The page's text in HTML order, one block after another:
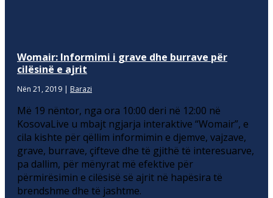
Womair: Informimi i grave dhe burrave për
cilësinë e ajrit
Nën 21, 2019 | Barazi
Më 19 nëntor, nga ora 10:00 deri në 12:00 në
KosovaLive u mbajt ngjarja interaktive “Womair”, e
cila kishte për qëllim informimin e djemve, vajzave,
grave, burrave, çifteve dhe të gjithë të interesuarve,
pa dallim, për mënyrat më efektive për
përmirësimin e cilësisë së ajrit në hapësira të
brendshme dhe të jashtme.